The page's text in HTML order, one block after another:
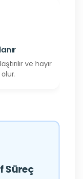
ve hayır
Süreç